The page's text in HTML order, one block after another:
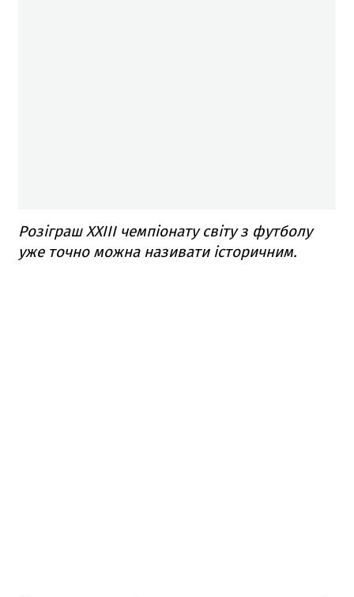
Розіграш XXIII чемпіонату світу з футболу
уже точно можна називати історичним.